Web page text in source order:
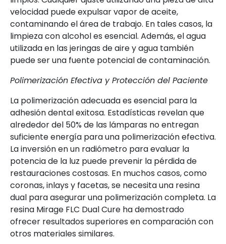
velocidad puede expulsar vapor de aceite,
contaminando el área de trabajo. En tales casos, la
limpieza con alcohol es esencial. Además, el agua
utilizada en las jeringas de aire y agua también
puede ser una fuente potencial de contaminación.
Polimerización Efectiva y Protección del Paciente
La polimerización adecuada es esencial para la
adhesión dental exitosa. Estadísticas revelan que
alrededor del 50% de las lámparas no entregan
suficiente energía para una polimerización efectiva.
La inversión en un radiómetro para evaluar la
potencia de la luz puede prevenir la pérdida de
restauraciones costosas. En muchos casos, como
coronas, inlays y facetas, se necesita una resina
dual para asegurar una polimerización completa. La
resina Mirage FLC Dual Cure ha demostrado
ofrecer resultados superiores en comparación con
otros materiales similares.